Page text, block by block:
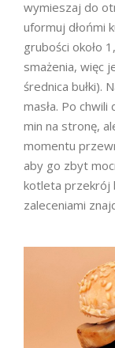
wymieszaj do
uformuj dłońmi
grubości około
smażenia, więc
średnica bułki).
masła. Po chwili
min na stronę,
momentu
aby go zbyt
kotleta przekrój
zaleceniami